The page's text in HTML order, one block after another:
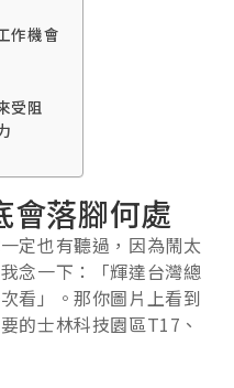
作機會
受阻
會落腳何處
定也有聽過，因為鬧太
念一下：「輝達台灣總
看」。那你圖片上看到
的士林科技園區T17、